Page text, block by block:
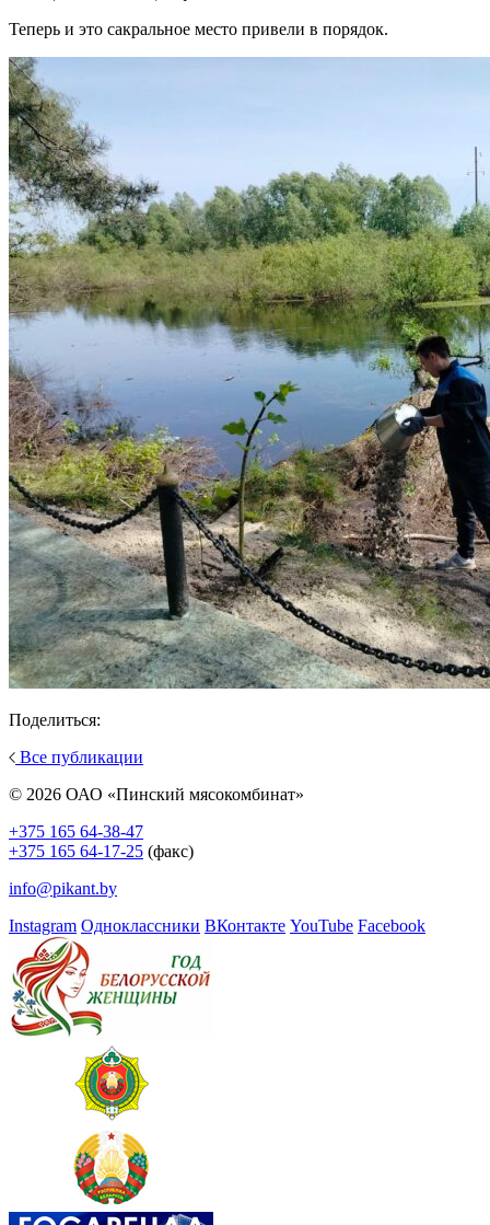
Теперь и это сакральное место привели в порядок.
Поделиться:
Все публикации
© 2026 ОАО «Пинский мясокомбинат»
+375 165 64-38-47
+375 165 64-17-25 (факс)
info@pikant.by
Instagram Одноклассники ВКонтакте YouTube Facebook